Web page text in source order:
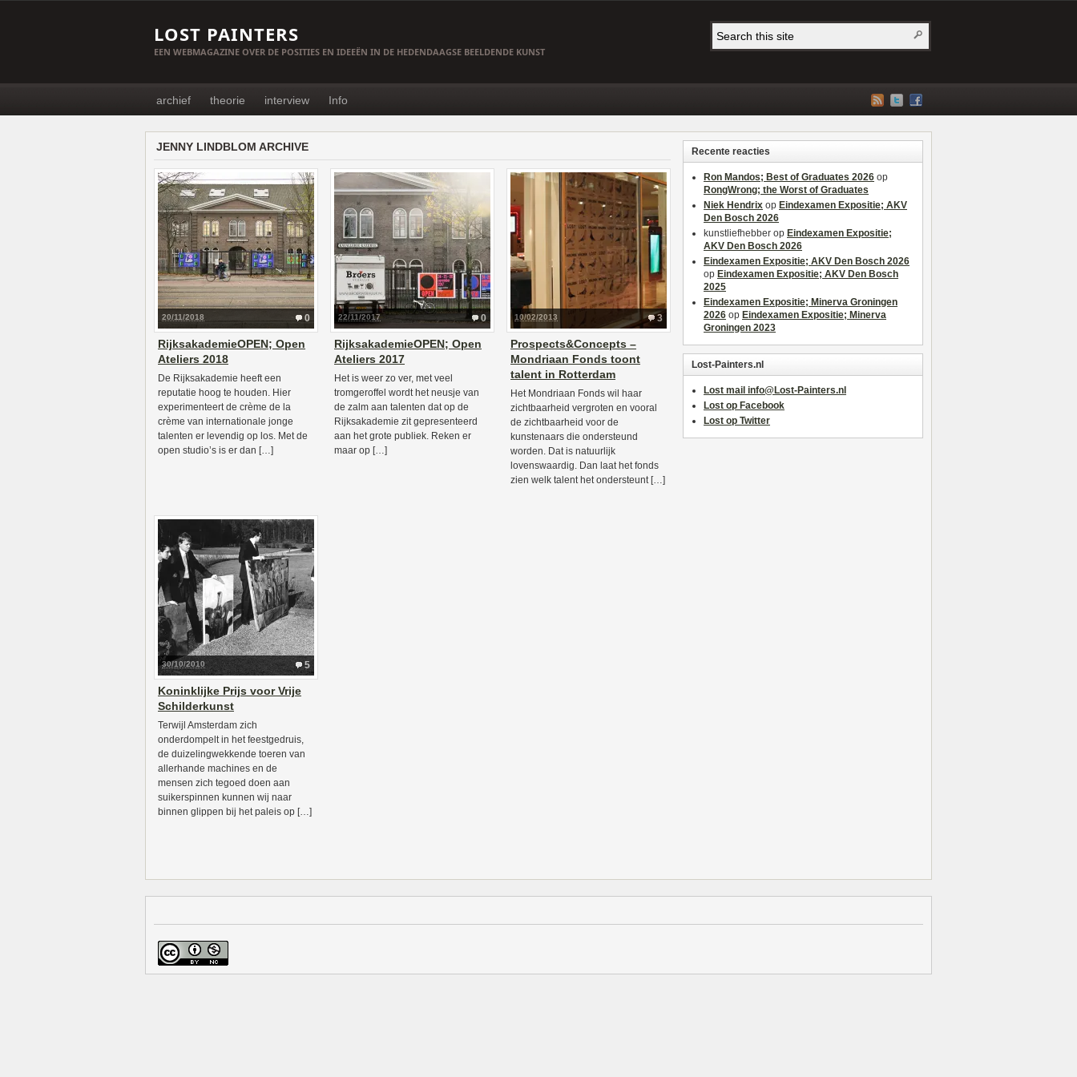
LOST PAINTERS
EEN WEBMAGAZINE OVER DE POSITIES EN IDEEËN IN DE HEDENDAAGSE BEELDENDE KUNST
archief theorie interview Info
JENNY LINDBLOM ARCHIVE
0
20/11/2018
RijksakademieOPEN; Open
Ateliers 2018
De Rijksakademie heeft een
reputatie hoog te houden. Hier
experimenteert de crème de la
crème van internationale jonge
talenten er levendig op los. Met de
open studio’s is er dan […]
0
22/11/2017
RijksakademieOPEN; Open
Ateliers 2017
Het is weer zo ver, met veel
tromgeroffel wordt het neusje van
de zalm aan talenten dat op de
Rijksakademie zit gepresenteerd
aan het grote publiek. Reken er
maar op […]
3
10/02/2013
Prospects&Concepts –
Mondriaan Fonds toont
talent in Rotterdam
Het Mondriaan Fonds wil haar
zichtbaarheid vergroten en vooral
de zichtbaarheid voor de
kunstenaars die ondersteund
worden. Dat is natuurlijk
lovenswaardig. Dan laat het fonds
zien welk talent het ondersteunt […]
5
30/10/2010
Koninklijke Prijs voor Vrije
Schilderkunst
Terwijl Amsterdam zich
onderdompelt in het feestgedruis,
de duizelingwekkende toeren van
allerhande machines en de
mensen zich tegoed doen aan
suikerspinnen kunnen wij naar
binnen glippen bij het paleis op […]
Recente reacties
Ron Mandos; Best of Graduates 2026 op
RongWrong; the Worst of Graduates
Niek Hendrix op Eindexamen Expositie; AKV
Den Bosch 2026
kunstliefhebber op Eindexamen Expositie;
AKV Den Bosch 2026
Eindexamen Expositie; AKV Den Bosch 2026
op Eindexamen Expositie; AKV Den Bosch
2025
Eindexamen Expositie; Minerva Groningen
2026 op Eindexamen Expositie; Minerva
Groningen 2023
Lost-Painters.nl
Lost mail info@Lost-Painters.nl
Lost op Facebook
Lost op Twitter